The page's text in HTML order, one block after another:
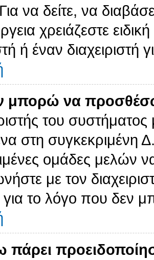
να δείτε, να
χρειάζεστε
ή έναν διαχειριστή
μπορώ να
του
στη συγκεκριμένη
ομάδες μελών
με τον
για το λόγο που δεν
πάρει